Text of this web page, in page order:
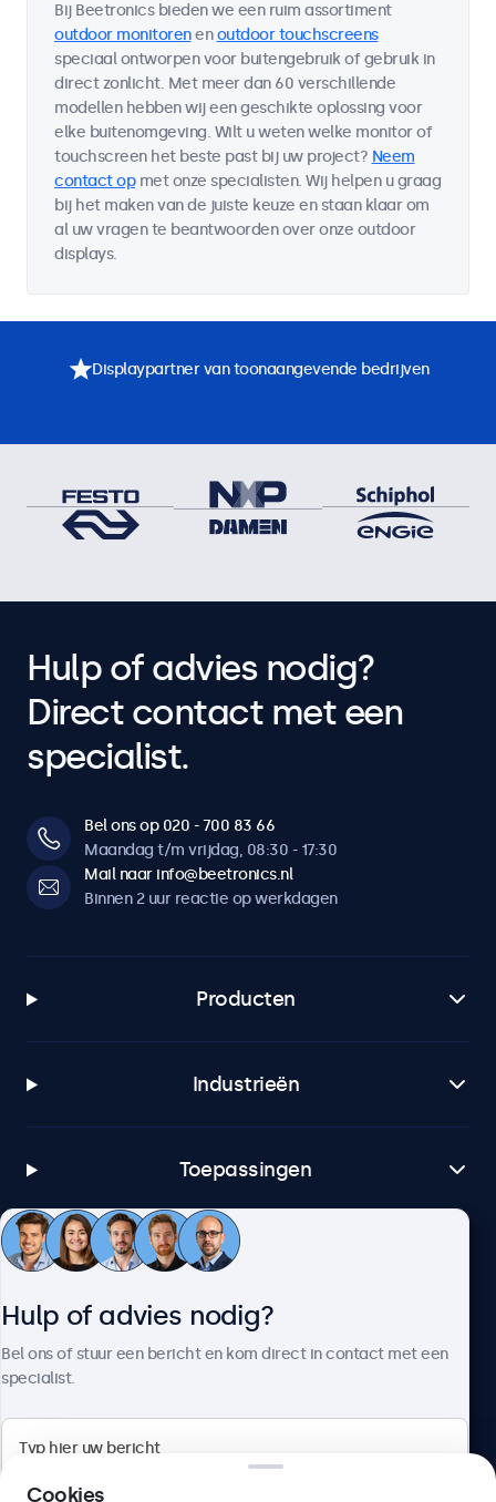
Bij Beetronics bieden we een ruim assortiment
outdoor monitorenenoutdoor touchscreens
speciaal ontworpen voor buitengebruik of gebruik in
direct zonlicht. Met meer dan 60 verschillende
modellen hebben wij een geschikte oplossing voor
elke buitenomgeving. Wilt u weten welke monitor of
touchscreen het beste past bij uw project? Neem
contact opmet onze specialisten. Wij helpen u graag
bij het maken van de juiste keuze en staan klaar om
al uw vragen te beantwoorden over onze outdoor
displays.
Displaypartner van toonaangevende bedrijven
Hulp of advies nodig?
Direct contact met een
specialist.
Bel ons op 020 - 700 83 66
Maandag t/m vrijdag, 08:30 - 17:30
Mail naar info@beetronics.nl
Binnen 2 uur reactie op werkdagen
Producten
Industrieën
Toepassingen
Klantenservice
Hulp of advies nodig?
Bel ons of stuur een bericht en kom direct in contact met een
specialist.
Cookies